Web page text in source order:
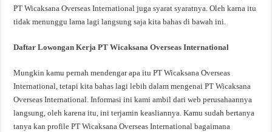
PT Wicaksana Overseas International juga syarat syaratnya. Oleh karna itu
tidak menunggu lama lagi langsung saja kita bahas di bawah ini.
Daftar Lowongan Kerja PT Wicaksana Overseas International
Mungkin kamu pernah mendengar apa itu PT Wicaksana Overseas
International, tetapi kita bahas lagi lebih dalam mengenai PT Wicaksana
Overseas International. Informasi ini kami ambil dari web perusahaannya
langsung, oleh karena itu, ini terjamin keasliannya. Kamu sudah bertanya
tanya kan profile PT Wicaksana Overseas International bagaimana